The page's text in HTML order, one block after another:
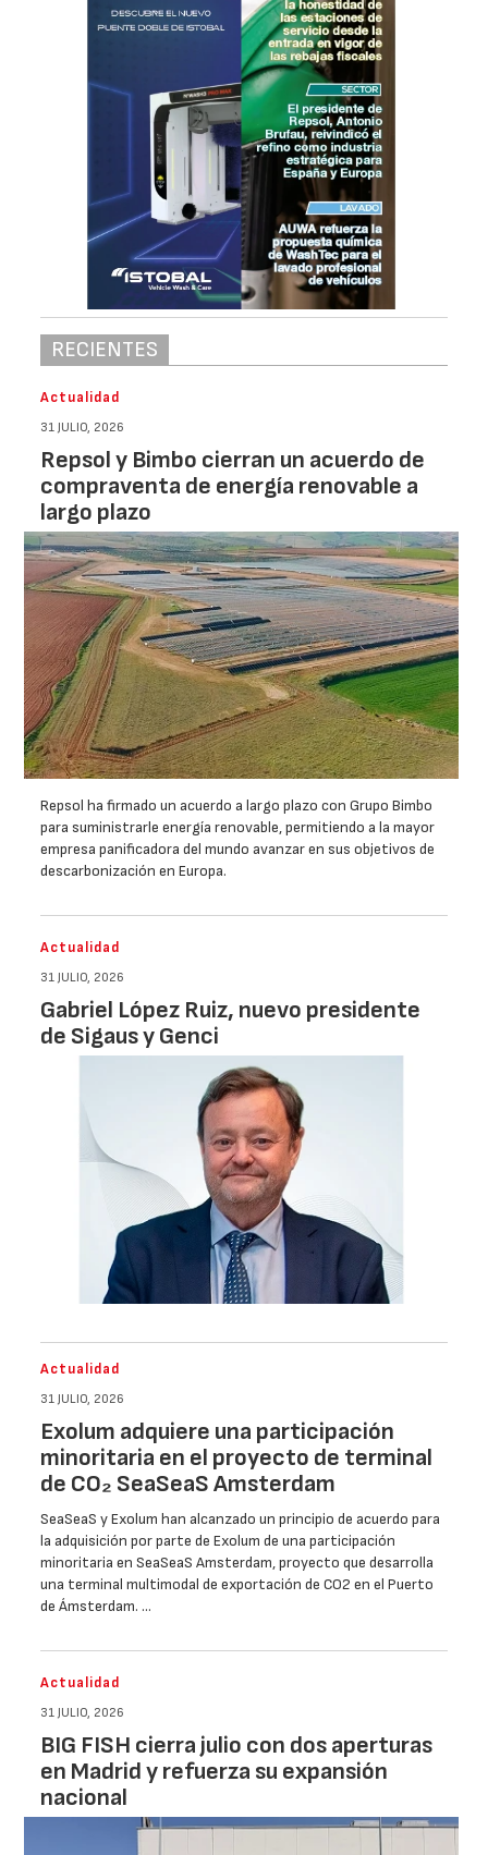
RECIENTES
Actualidad
31 JULIO, 2026
Repsol y Bimbo cierran un acuerdo de
compraventa de energía renovable a
largo plazo
Repsol ha firmado un acuerdo a largo plazo con Grupo Bimbo
para suministrarle energía renovable, permitiendo a la mayor
empresa panificadora del mundo avanzar en sus objetivos de
descarbonización en Europa.
Actualidad
31 JULIO, 2026
Gabriel López Ruiz, nuevo presidente
de Sigaus y Genci
Actualidad
31 JULIO, 2026
Exolum adquiere una participación
minoritaria en el proyecto de terminal
de CO₂ SeaSeaS Amsterdam
SeaSeaS y Exolum han alcanzado un principio de acuerdo para
la adquisición por parte de Exolum de una participación
minoritaria en SeaSeaS Amsterdam, proyecto que desarrolla
una terminal multimodal de exportación de CO2 en el Puerto
de Ámsterdam. …
Actualidad
31 JULIO, 2026
BIG FISH cierra julio con dos aperturas
en Madrid y refuerza su expansión
nacional